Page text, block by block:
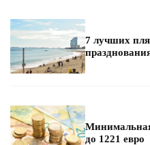
7 лучших
до 1221 евро